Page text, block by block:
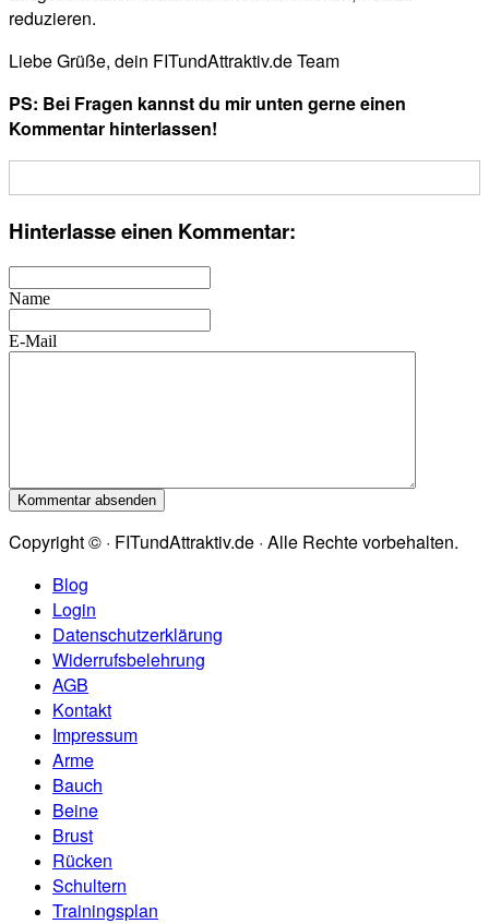
reduzieren.
Liebe Grüße, dein FITundAttraktiv.de Team
PS: Bei Fragen kannst du mir unten gerne einen
Kommentar hinterlassen!
Hinterlasse einen Kommentar:
Name
E-Mail
Copyright © · FITundAttraktiv.de · Alle Rechte vorbehalten.
Blog
Login
Datenschutzerklärung
Widerrufsbelehrung
AGB
Kontakt
Impressum
Arme
Bauch
Beine
Brust
Rücken
Schultern
Trainingsplan